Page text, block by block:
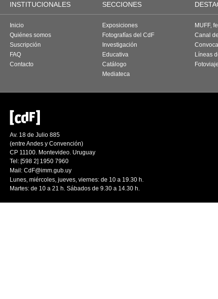
INSTITUCIONALES SECCIONES
Inicio
Quiénes somos
Suscripción
FAQ
Contacto
Exposiciones
Fotografías del CdF
Investigación
Educativa
Catálogo
Mediateca
MUFF,
Canal
Líneas
Av. 18 de Julio 885
(entre Andes y Convención)
CP 11100. Montevideo. Uruguay
Tel: [598 2] 1950 7960
Mail: CdF@imm.gub.uy
Lunes, miércoles, jueves, viernes: de 10 a 19.30 h.
Martes: de 10 a 21 h. Sábados de 9.30 a 14.30 h.